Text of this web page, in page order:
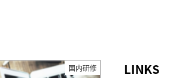
国内研修 LINKS